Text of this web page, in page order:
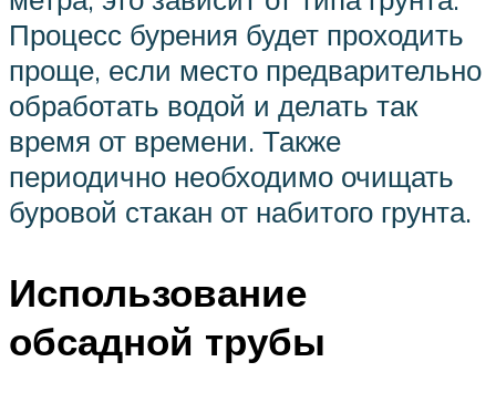
Процесс бурения будет проходить
проще, если место предварительно
обработать водой и делать так
время от времени. Также
периодично необходимо очищать
буровой стакан от набитого грунта.
Использование
обсадной трубы